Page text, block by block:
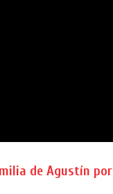
de Agustín